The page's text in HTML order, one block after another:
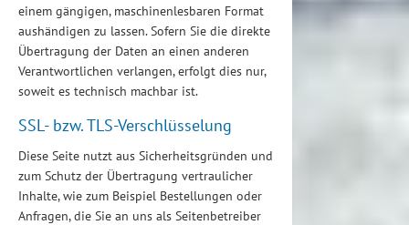
einem gängigen, maschinenlesbaren Format
aushändigen zu lassen. Sofern Sie die direkte
Übertragung der Daten an einen anderen
Verantwortlichen verlangen, erfolgt dies nur,
soweit es technisch machbar ist.
SSL- bzw. TLS-Verschlüsselung
Diese Seite nutzt aus Sicherheitsgründen und
zum Schutz der Übertragung vertraulicher
Inhalte, wie zum Beispiel Bestellungen oder
Anfragen, die Sie an uns als Seitenbetreiber